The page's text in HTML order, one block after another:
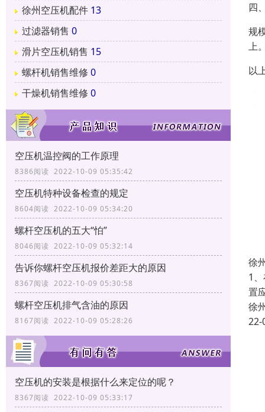
徐州空压机配件 13
过滤器销售 0
滑片空压机销售 15
螺杆机销售维修 0
干燥机销售维修 0
空压机温控阀的工作原理
8386阅读 2022-10-09 05:35:42
空压机特种设备检查的规定
8604阅读 2022-10-09 05:34:20
螺杆空压机的五大“怕”
8046阅读 2022-10-09 05:32:14
告诉你螺杆空压机报价差距大的原因
8367阅读 2022-10-09 05:30:58
螺杆空压机排气含油的原因
8167阅读 2022-10-09 05:28:26
空压机的安装是根据什么来定位的呢？
8367阅读 2022-10-09 05:33:17
四
规
上
以
徐
1
置
徐
22-